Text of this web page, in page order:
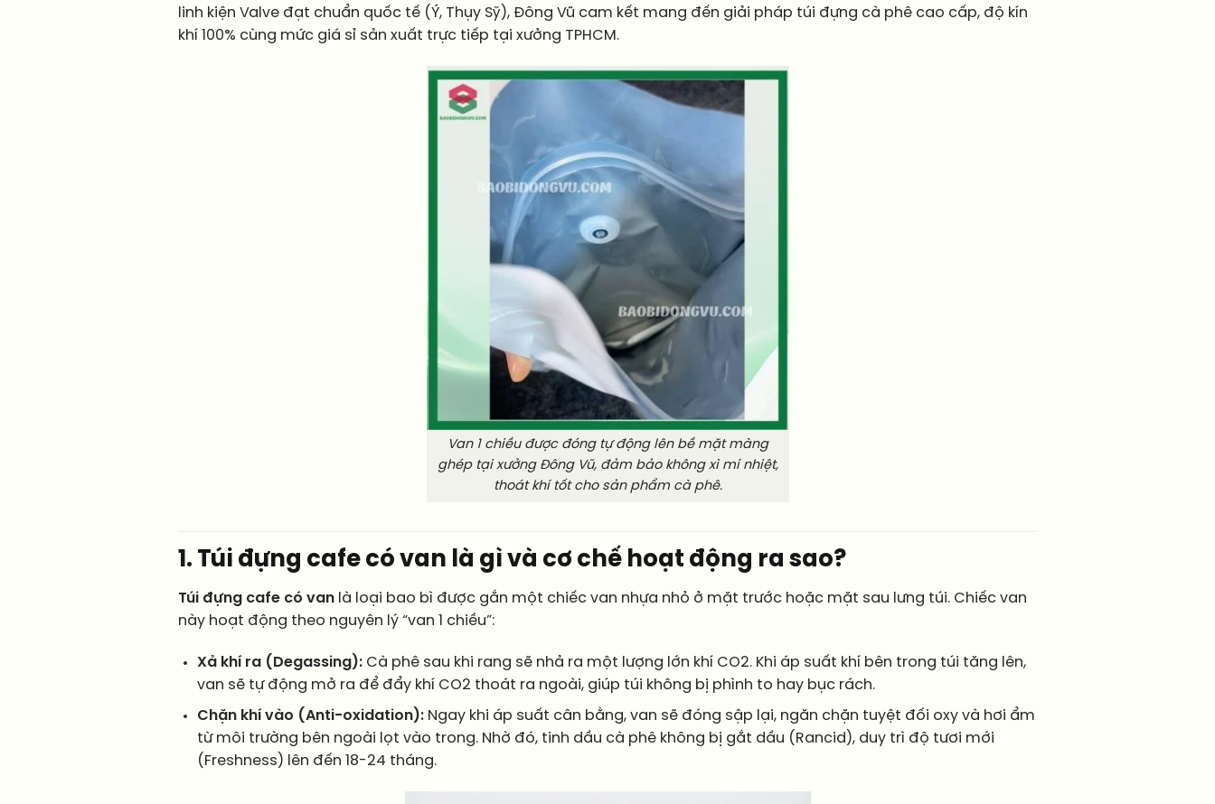
linh kiện Valve đạt chuẩn quốc tế (Ý, Thụy Sỹ), Đông Vũ cam kết mang đến giải pháp túi đựng cà phê cao cấp, độ kín
khí 100% cùng mức giá sỉ sản xuất trực tiếp tại xưởng TPHCM.
Van 1 chiều được đóng tự động lên bề mặt màng
ghép tại xưởng Đông Vũ, đảm bảo không xì mí nhiệt,
thoát khí tốt cho sản phẩm cà phê.
1. Túi đựng cafe có van là gì và cơ chế hoạt động ra sao?
Túi đựng cafe có van là loại bao bì được gắn một chiếc van nhựa nhỏ ở mặt trước hoặc mặt sau lưng túi. Chiếc van
này hoạt động theo nguyên lý “van 1 chiều”:
Xả khí ra (Degassing):Cà phê sau khi rang sẽ nhả ra một lượng lớn khí CO2. Khi áp suất khí bên trong túi tăng lên,
van sẽ tự động mở ra để đẩy khí CO2 thoát ra ngoài, giúp túi không bị phình to hay bục rách.
Chặn khí vào (Anti-oxidation):Ngay khi áp suất cân bằng, van sẽ đóng sập lại, ngăn chặn tuyệt đối oxy và hơi ẩm
từ môi trường bên ngoài lọt vào trong. Nhờ đó, tinh dầu cà phê không bị gắt dầu (Rancid), duy trì độ tươi mới
(Freshness) lên đến 18-24 tháng.